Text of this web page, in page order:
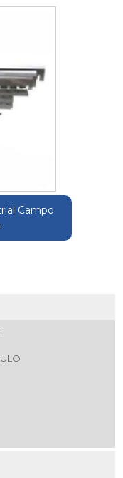
Campo